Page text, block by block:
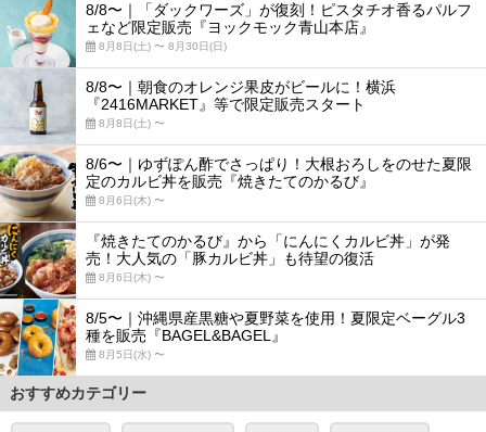
8/8〜｜「ダックワーズ」が復刻！ピスタチオ香るパルフ
ェなど限定販売『ヨックモック青山本店』
8月8日(土) 〜 8月30日(日)
8/8〜｜朝食のオレンジ果皮がビールに！横浜
『2416MARKET』等で限定販売スタート
8月8日(土) 〜
8/6〜｜ゆずぽん酢でさっぱり！大根おろしをのせた夏限
定のカルビ丼を販売『焼きたてのかるび』
8月6日(木) 〜
『焼きたてのかるび』から「にんにくカルビ丼」が発
売！大人気の「豚カルビ丼」も待望の復活
8月6日(木) 〜
8/5〜｜沖縄県産黒糖や夏野菜を使用！夏限定ベーグル3
種を販売『BAGEL&BAGEL』
8月5日(水) 〜
おすすめカテゴリー